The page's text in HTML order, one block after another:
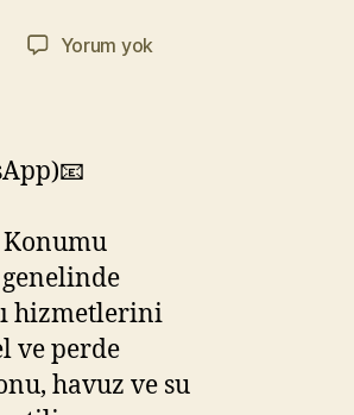
Yorum yok
hizmetlerini
ve perde
havuz ve su